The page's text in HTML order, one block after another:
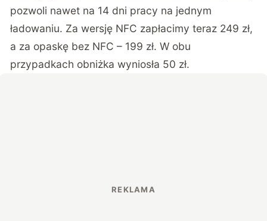
pozwoli nawet na 14 dni pracy na jednym
ładowaniu. Za wersję NFC zapłacimy teraz 249 zł,
a za opaskę bez NFC – 199 zł. W obu
przypadkach obniżka wyniosła 50 zł.